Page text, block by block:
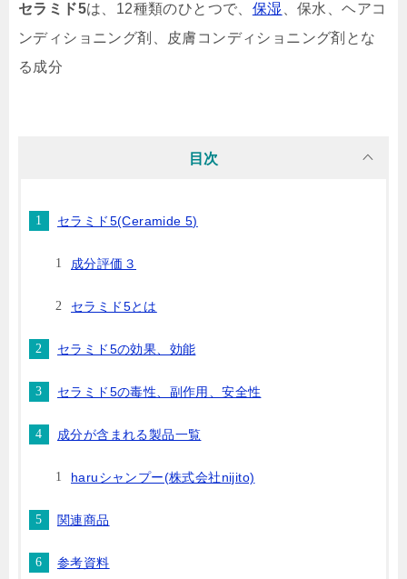
セラミド5は、12種類のひとつで、 保湿 、保水、ヘアコ
ンディショニング剤、皮膚コンディショニング剤とな
る成分
目次
セラミド5(Ceramide 5)
成分評価３
セラミド5とは
セラミド5の効果、効能
セラミド5の毒性、副作用、安全性
成分が含まれる製品一覧
haruシャンプー(株式会社nijito)
関連商品
参考資料